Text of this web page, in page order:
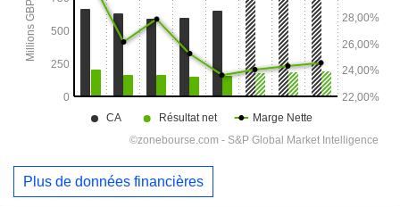
Plus de données financières